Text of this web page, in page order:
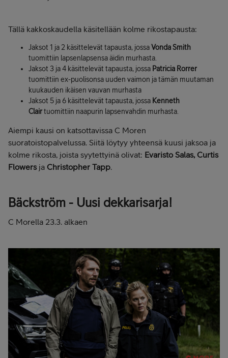
Tällä kakkoskaudella käsitellään kolme rikostapausta:
Jaksot 1 ja 2 käsittelevät tapausta, jossaVonda Smith
tuomittiin lapsenlapsensa äidin murhasta.
Jaksot 3 ja 4 käsittelevät tapausta, jossa Patricia Rorrer
tuomittiin ex-puolisonsa uuden vaimon ja tämän muutaman
kuukauden ikäisen vauvan murhasta
Jaksot 5 ja 6 käsittelevät tapausta, jossa Kenneth
Clairtuomittiin naapurin lapsenvahdin murhasta.
Aiempi kausi on katsottavissa C Moren
suoratoistopalvelussa. Siitä löytyy yhteensä kuusi jaksoa ja
kolme rikosta, joista syytettyinä olivat: Evaristo Salas, Curtis
Flowers ja Christopher Tapp.
Bäckström - Uusi dekkarisarja!
C Morella 23.3. alkaen